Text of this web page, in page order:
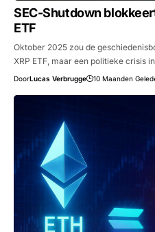
SEC-Shutdown
ETF
Oktober 2025 zou de
XRP ETF, maar een politieke crisis
DoorLucas Verbrugge 10 Maanden